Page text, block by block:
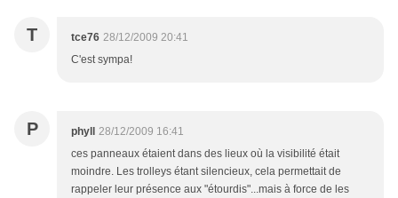
T tce76 28/12/2009 20:41
C'est sympa!
P phyll
28/12/2009 16:41
ces panneaux étaient dans des lieux où la visibilité était
moindre. Les trolleys étant silencieux, cela permettait de
rappeler leur présence aux "étourdis"...mais à force de les